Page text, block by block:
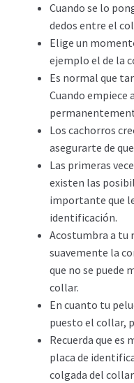
Cuando se lo
dedos entre el
Elige un
ejemplo el de la
Es normal que
Cuando empiece
Los cachorros
asegurarte de
Las primeras
existen las
importante que
identificación.
Acostumbra a tu
suavemente la
que no se puede
collar.
En cuanto tu
puesto el collar,
Recuerda que es
placa de
colgada del